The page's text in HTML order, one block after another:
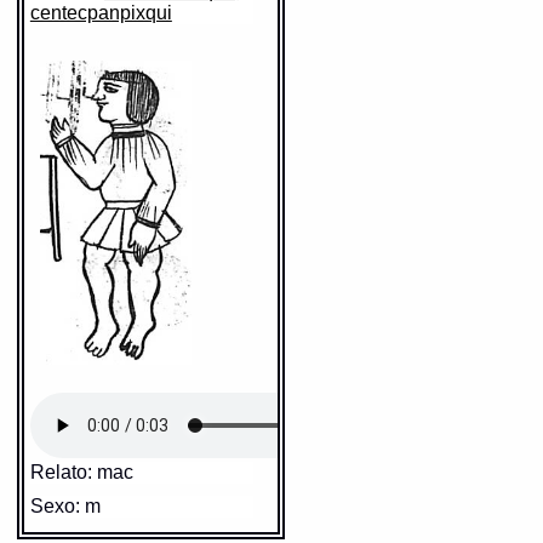
https://tlachia.iib.unam.mx/elemento/01.01.01
tlacatl
Paleografía: tlacatl
Grafía normalizada:tlacatl
Tipo:r.n.
Traducción uno:persona
Traducción dos:persona
Diccionario:Arenas
Contexto:
PERSONA
tlacatl
= persona (Palabras que
comunmente se suelen dezir
nombrando diversas cosas: 2, 133)
Fuente:
1611 Arenas
Gran Diccionario Náhuatl [en línea].
Universidad Nacional Autónoma de
México [Ciudad Universitaria, México
D.F.]: 2012 [29-08-2020]. Disponible en
http://www.gdn.unam.mx/contexto/11615
centecpanpixqui
Relato: mac
Sexo: m